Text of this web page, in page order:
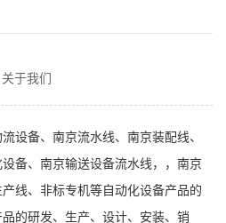
关于我们
设备、南京流水线、南京装配线、
备、南京输送设备流水线，，南京
线、非标专机等自动化设备产品的
的研发、生产、设计、安装、销